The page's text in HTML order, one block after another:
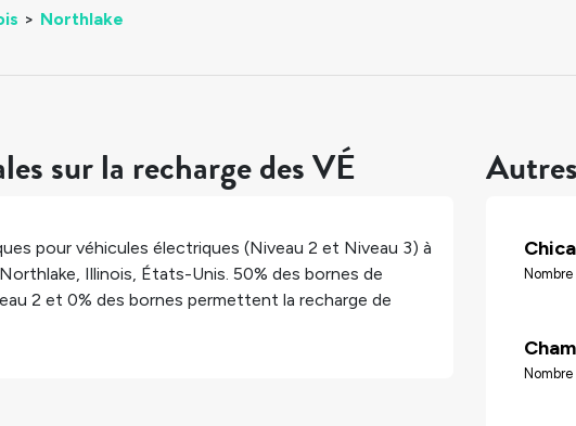
> Northlake
sur la recharge des VÉ
pour véhicules électriques (Niveau 2 et Niveau 3) à
Northlake, Illinois, États-Unis. 50% des bornes de
2 et 0% des bornes permettent la recharge de